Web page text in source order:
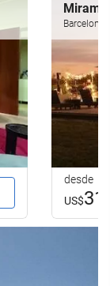
Barcelona,
desde
US$